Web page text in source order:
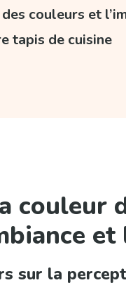
couleurs et
tapis de cuisine
couleur
et
sur la